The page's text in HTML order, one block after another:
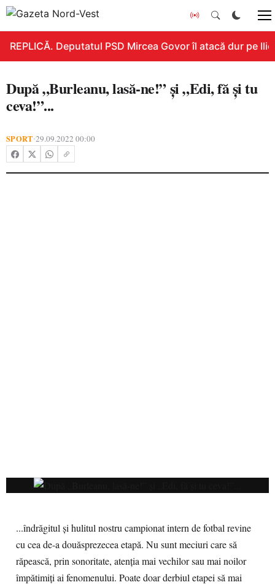
REPLICĂ. Deputatul PSD Mircea Govor îl atacă dur pe
După „Burleanu, lasă-ne!” și „Edi, fă și tu
ceva!”...
SPORT•29.09.2022 00:00
...îndrăgitul și hulitul nostru campionat intern de fotbal revine
cu cea de-a douăsprezecea etapă. Nu sunt meciuri care să
răpească, prin sonoritate, atenția mai vechilor sau mai noilor
împătimiți ai fenomenului. Poate doar derbiul etapei să mai